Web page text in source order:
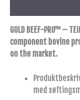
GOLD BEEF-PRO™ –
component bovine
on the market.
med